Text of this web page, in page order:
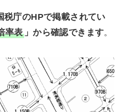
税庁のHPで掲載されてい
率表」から確認できます。